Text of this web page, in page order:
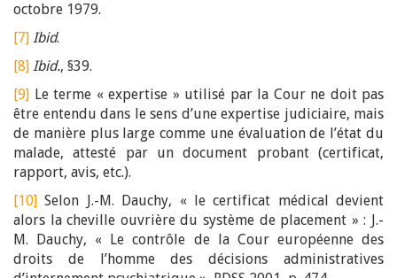
octobre 1979.
[7] Ibid.
[8] Ibid., §39.
[9] Le terme « expertise » utilisé par la Cour ne doit pas
être entendu dans le sens d’une expertise judiciaire, mais
de manière plus large comme une évaluation de l’état du
malade, attesté par un document probant (certificat,
rapport, avis, etc.).
[10] Selon J.-M. Dauchy, « le certificat médical devient
alors la cheville ouvrière du système de placement » : J.-
M. Dauchy, « Le contrôle de la Cour européenne des
droits de l’homme des décisions administratives